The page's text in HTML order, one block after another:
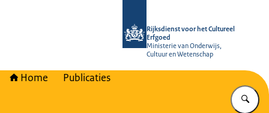
Rijksdienst voor het Cultureel
Erfgoed
Ministerie van Onderwijs,
Cultuur en Wetenschap
Home Publicaties